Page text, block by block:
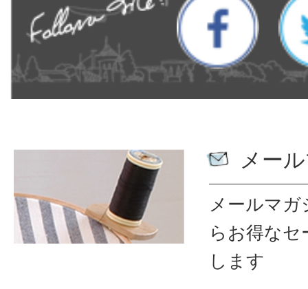
メー
メールマ
ら お得なセ
します